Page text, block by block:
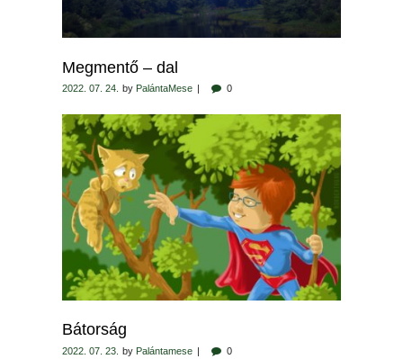
Megmentő – dal
2022. 07. 24. by PalántaMese 0
Bátorság
2022. 07. 23. by Palántamese 0